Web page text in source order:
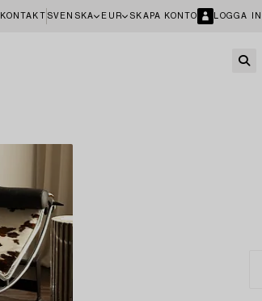
KONTAKT SVENSKA EUR SKAPA KONTO LOGGA IN